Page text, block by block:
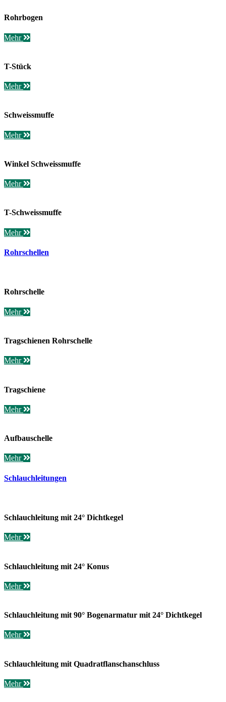
Rohrbogen
Mehr
T-Stück
Mehr
Schweissmuffe
Mehr
Winkel Schweissmuffe
Mehr
T-Schweissmuffe
Mehr
Rohrschellen
Rohrschelle
Mehr
Tragschienen Rohrschelle
Mehr
Tragschiene
Mehr
Aufbauschelle
Mehr
Schlauchleitungen
Schlauchleitung mit 24° Dichtkegel
Mehr
Schlauchleitung mit 24° Konus
Mehr
Schlauchleitung mit 90° Bogenarmatur mit 24° Dichtkegel
Mehr
Schlauchleitung mit Quadratflanschanschluss
Mehr